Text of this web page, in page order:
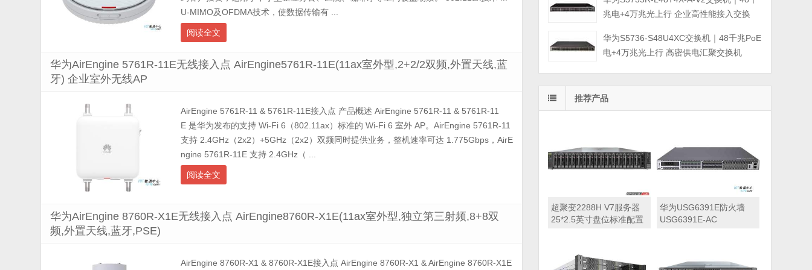
U-MIMO及OFDMA技术，使数据传输有 ...
阅读全文
华为AirEngine 5761R-11E无线接入点 AirEngine5761R-11E(11ax室外型,2+2/2双频,外置天线,蓝
牙) 企业室外无线AP
AirEngine 5761R-11 & 5761R-11E接入点 产品概述 AirEngine 5761R-11 & 5761R-11
E 是华为发布的支持 Wi-Fi 6（802.11ax）标准的 Wi-Fi 6 室外 AP。AirEngine 5761R-11
支持 2.4GHz（2x2）+5GHz（2x2）双频同时提供业务，整机速率可达 1.775Gbps，AirE
ngine 5761R-11E 支持 2.4GHz（ ...
阅读全文
华为AirEngine 8760R-X1E无线接入点 AirEngine8760R-X1E(11ax室外型,独立第三射频,8+8双
频,外置天线,蓝牙,PSE)
AirEngine 8760R-X1 & 8760R-X1E接入点 AirEngine 8760R-X1 & AirEngine 8760R-X1E
兆电+4万兆光上行 企业高性能接入交换
华为S5736-S48U4XC交换机｜48千兆PoE
电+4万兆光上行 高密供电汇聚交换机
推荐产品
超聚变2288H V7服务器
25*2.5英寸盘位标准配置
32GB 内存丨可选硬盘丨
XC470C-M(4G缓存)阵列
华为USG6391E防火墙
USG6391E-AC
流电源,含SSL VPN 100用